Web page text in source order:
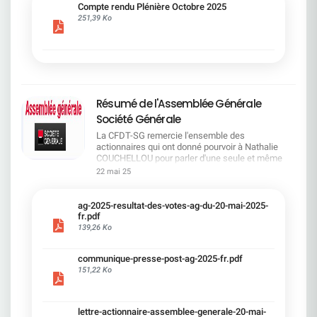
cadre du dialogue social.Bonne lecture !
Compte rendu Plénière Octobre 2025
251,39 Ko
Résumé de l'Assemblée Générale
Société Générale
La CFDT-SG remercie l'ensemble des
actionnaires qui ont donné pourvoir à Nathalie
COUCHELLOU pour parler d'une seule et même
voix.L'assemblée Générale s'est ouverte avec 4
souligné la forte amélioration en 2024 de tous les
facteurs financiers et le premier trimestre 2025
encourageant.Le Directeur Général, Slawomir
solide. Etre une banque simple et intégrée. Etre
une banque efficace. Etre une banque rentable. Le
22 mai 25
ag-2025-resultat-des-votes-ag-du-20-mai-2025-
fr.pdf
139,26 Ko
communique-presse-post-ag-2025-fr.pdf
151,22 Ko
lettre-actionnaire-assemblee-generale-20-mai-